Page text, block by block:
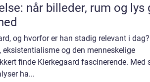
når billeder, rum og lys
og hvorfor er han stadig relevant i
og den menneskelige
finde Kierkegaard fascinerende. Med
ha...